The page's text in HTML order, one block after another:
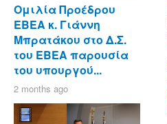
Ομιλία Προέδρου
ΕΒΕΑ κ. Γιάννη
Μπρατάκου στο Δ.Σ.
του ΕΒΕΑ παρουσία
του υπουργού...
2 months ago